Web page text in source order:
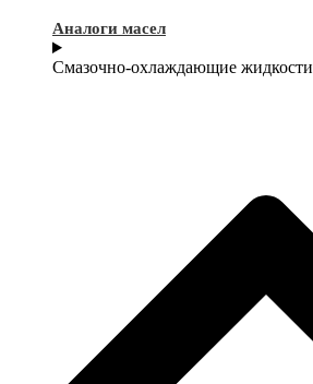
Аналоги масел
Смазочно-охлаждающие жидкости